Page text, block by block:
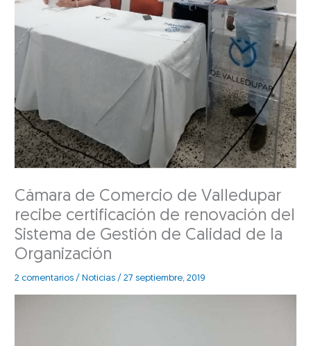
Cámara de Comercio de Valledupar
recibe certificación de renovación del
Sistema de Gestión de Calidad de la
Organización
2 comentarios / Noticias /27 septiembre, 2019